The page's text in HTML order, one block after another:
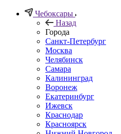
Чебоксары
Назад
Города
Санкт-Петербург
Москва
Челябинск
Самара
Калининград
Воронеж
Екатеринбург
Ижевск
Краснодар
Красноярск